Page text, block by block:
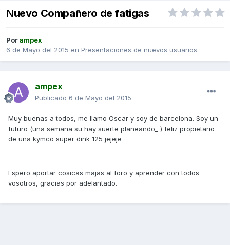
Nuevo Compañero de fatigas
Porampex
6 de Mayo del 2015 en Presentaciones de nuevos usuarios
ampex
Publicado 6 de Mayo del 2015
Muy buenas a todos, me llamo Oscar y soy de barcelona. Soy un
futuro (una semana su hay suerte planeando_ ) feliz propietario
de una kymco super dink 125 jejeje
Espero aportar cosicas majas al foro y aprender con todos
vosotros, gracias por adelantado.